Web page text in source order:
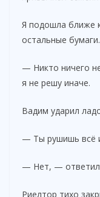
Я подошла ближе
остальные бумаги.
— Никто ничего
я не решу иначе.
Вадим ударил
— Ты рушишь всё
— Нет, —
Риелтор тихо